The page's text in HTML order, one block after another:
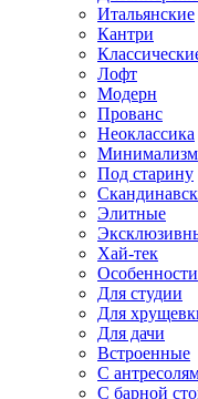
Итальянские
Кантри
Лофт
Модерн
Прованс
Неоклассика
Минимализм
Под старину
Элитные
Хай-тек
Особенности
Для студии
Для
Для дачи
Встроенные
С
С барной